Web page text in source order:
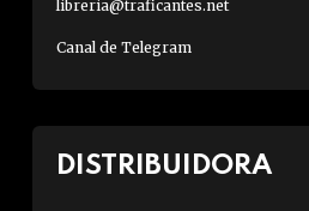
libreria@traficantes.net
Canal de Telegram
DISTRIBUIDORA